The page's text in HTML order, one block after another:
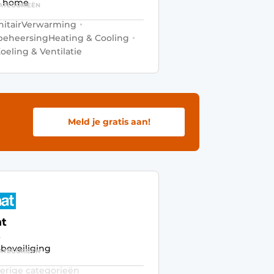
home
Verwarming
Heating & Cooling
& Ventilatie
Meld je gratis aan!
categorieën